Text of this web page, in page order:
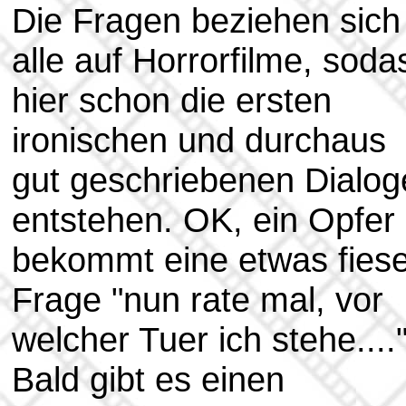
Die Fragen beziehen sich
alle auf Horrorfilme,
hier schon die ersten
ironischen und durchaus
gut geschriebenen
entstehen. OK, ein Opfer
bekommt eine etwas
Frage "nun rate mal, vor
welcher Tuer ich
Bald gibt es einen